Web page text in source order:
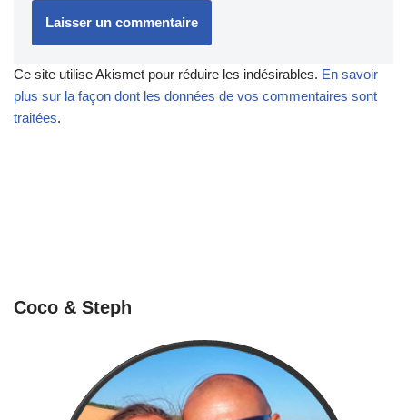
Ce site utilise Akismet pour réduire les indésirables. En savoir
plus sur la façon dont les données de vos commentaires sont
traitées.
Coco & Steph